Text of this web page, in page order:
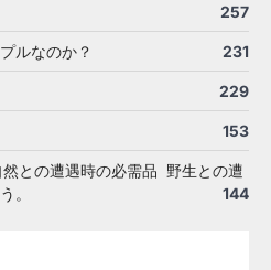
257
ルなのか？ 231
229
153
との遭遇時の必需品 野生との遭
。
144